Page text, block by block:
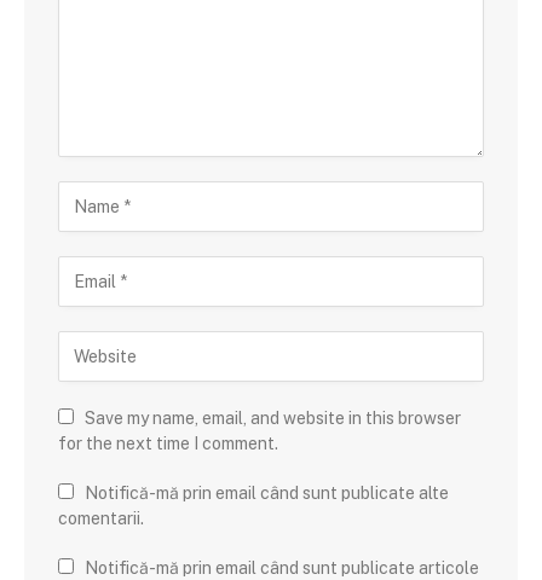
Save my name, email, and website in this browser
for the next time I comment.
Notifică-mă prin email când sunt publicate alte
comentarii.
Notifică-mă prin email când sunt publicate articole